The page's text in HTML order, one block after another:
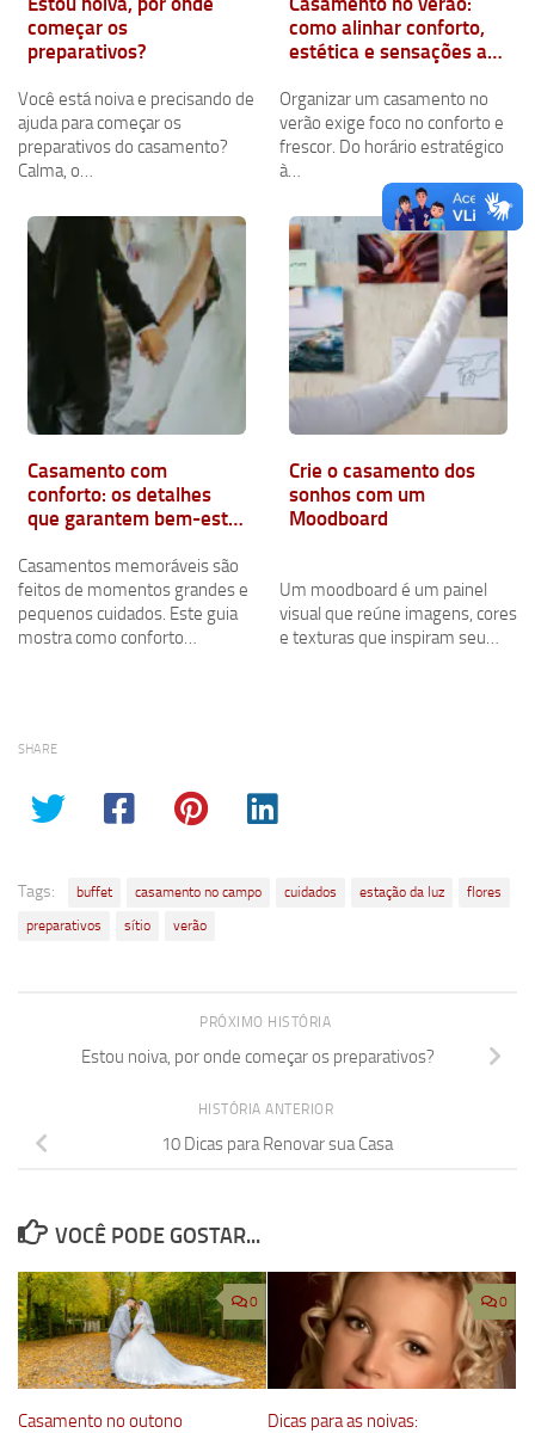
começar os
preparativos?
Você está noiva e precisando de
ajuda para começar os
preparativos do casamento?
Calma, o…
como alinhar conforto,
estética e sensações ao
Organizar um casamento no
verão exige foco no conforto e
frescor. Do horário estratégico
à…
Casamento com
conforto: os detalhes
que garantem bem-estar
Casamentos memoráveis são
feitos de momentos grandes e
pequenos cuidados. Este guia
mostra como conforto…
Crie o casamento dos
sonhos com um
Moodboard
Um moodboard é um painel
visual que reúne imagens, cores
e texturas que inspiram seu…
SHARE
Tags: buffet casamento no campo cuidados estação da luz
flores
preparativos
sítio verão
PRÓXIMO HISTÓRIA
Estou noiva, por onde começar os preparativos?
HISTÓRIA ANTERIOR
10 Dicas para Renovar sua Casa
VOCÊ PODE GOSTAR...
0
Casamento no outono
0
Dicas para as noivas: